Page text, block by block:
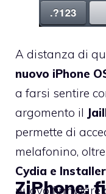
A distanza di
nuovo iPhone
a farsi sentire
argomento il
permette di
melafonino,
Cydia e Installer
nuovo firmware
ZiPhone: